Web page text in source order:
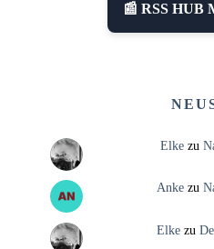
📰 RSS HUB
Elkezu
Ankezu
Elkezu